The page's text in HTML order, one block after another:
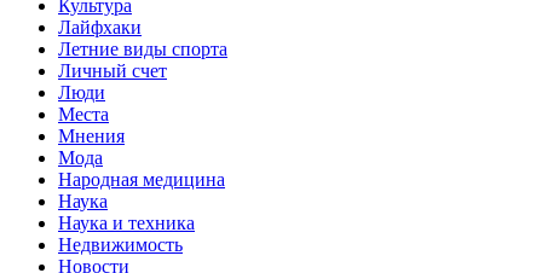
Культура
Лайфхаки
Летние виды спорта
Личный счет
Люди
Места
Мнения
Мода
Народная медицина
Наука
Наука и техника
Недвижимость
Новости